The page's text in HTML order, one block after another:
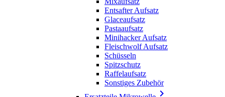
Entsafter Aufsatz
Glaceaufsatz
Pastaaufsatz
Minihacker Aufsatz
Fleischwolf Aufsatz
Schüsseln
Spitzschutz
Raffelaufsatz
Sonstiges Zubehör
